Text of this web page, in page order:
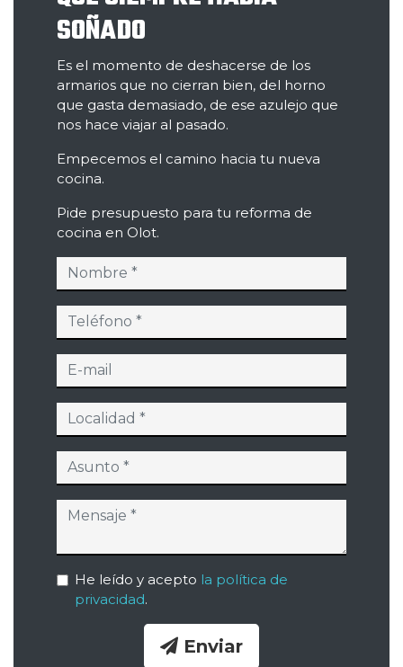
SOÑADO
Es el momento de deshacerse de los
armarios que no cierran bien, del horno
que gasta demasiado, de ese azulejo que
nos hace viajar al pasado.
Empecemos el camino hacia tu nueva
cocina.
Pide presupuesto para tu reforma de
cocina en Olot.
He leído y acepto la política de
privacidad.
Enviar